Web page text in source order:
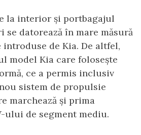
la interior și portbagajul
se datorează în mare măsură
de Kia. De altfel,
model Kia care folosește
ce a permis inclusiv
sistem de propulsie
marchează și prima
ului de segment mediu.